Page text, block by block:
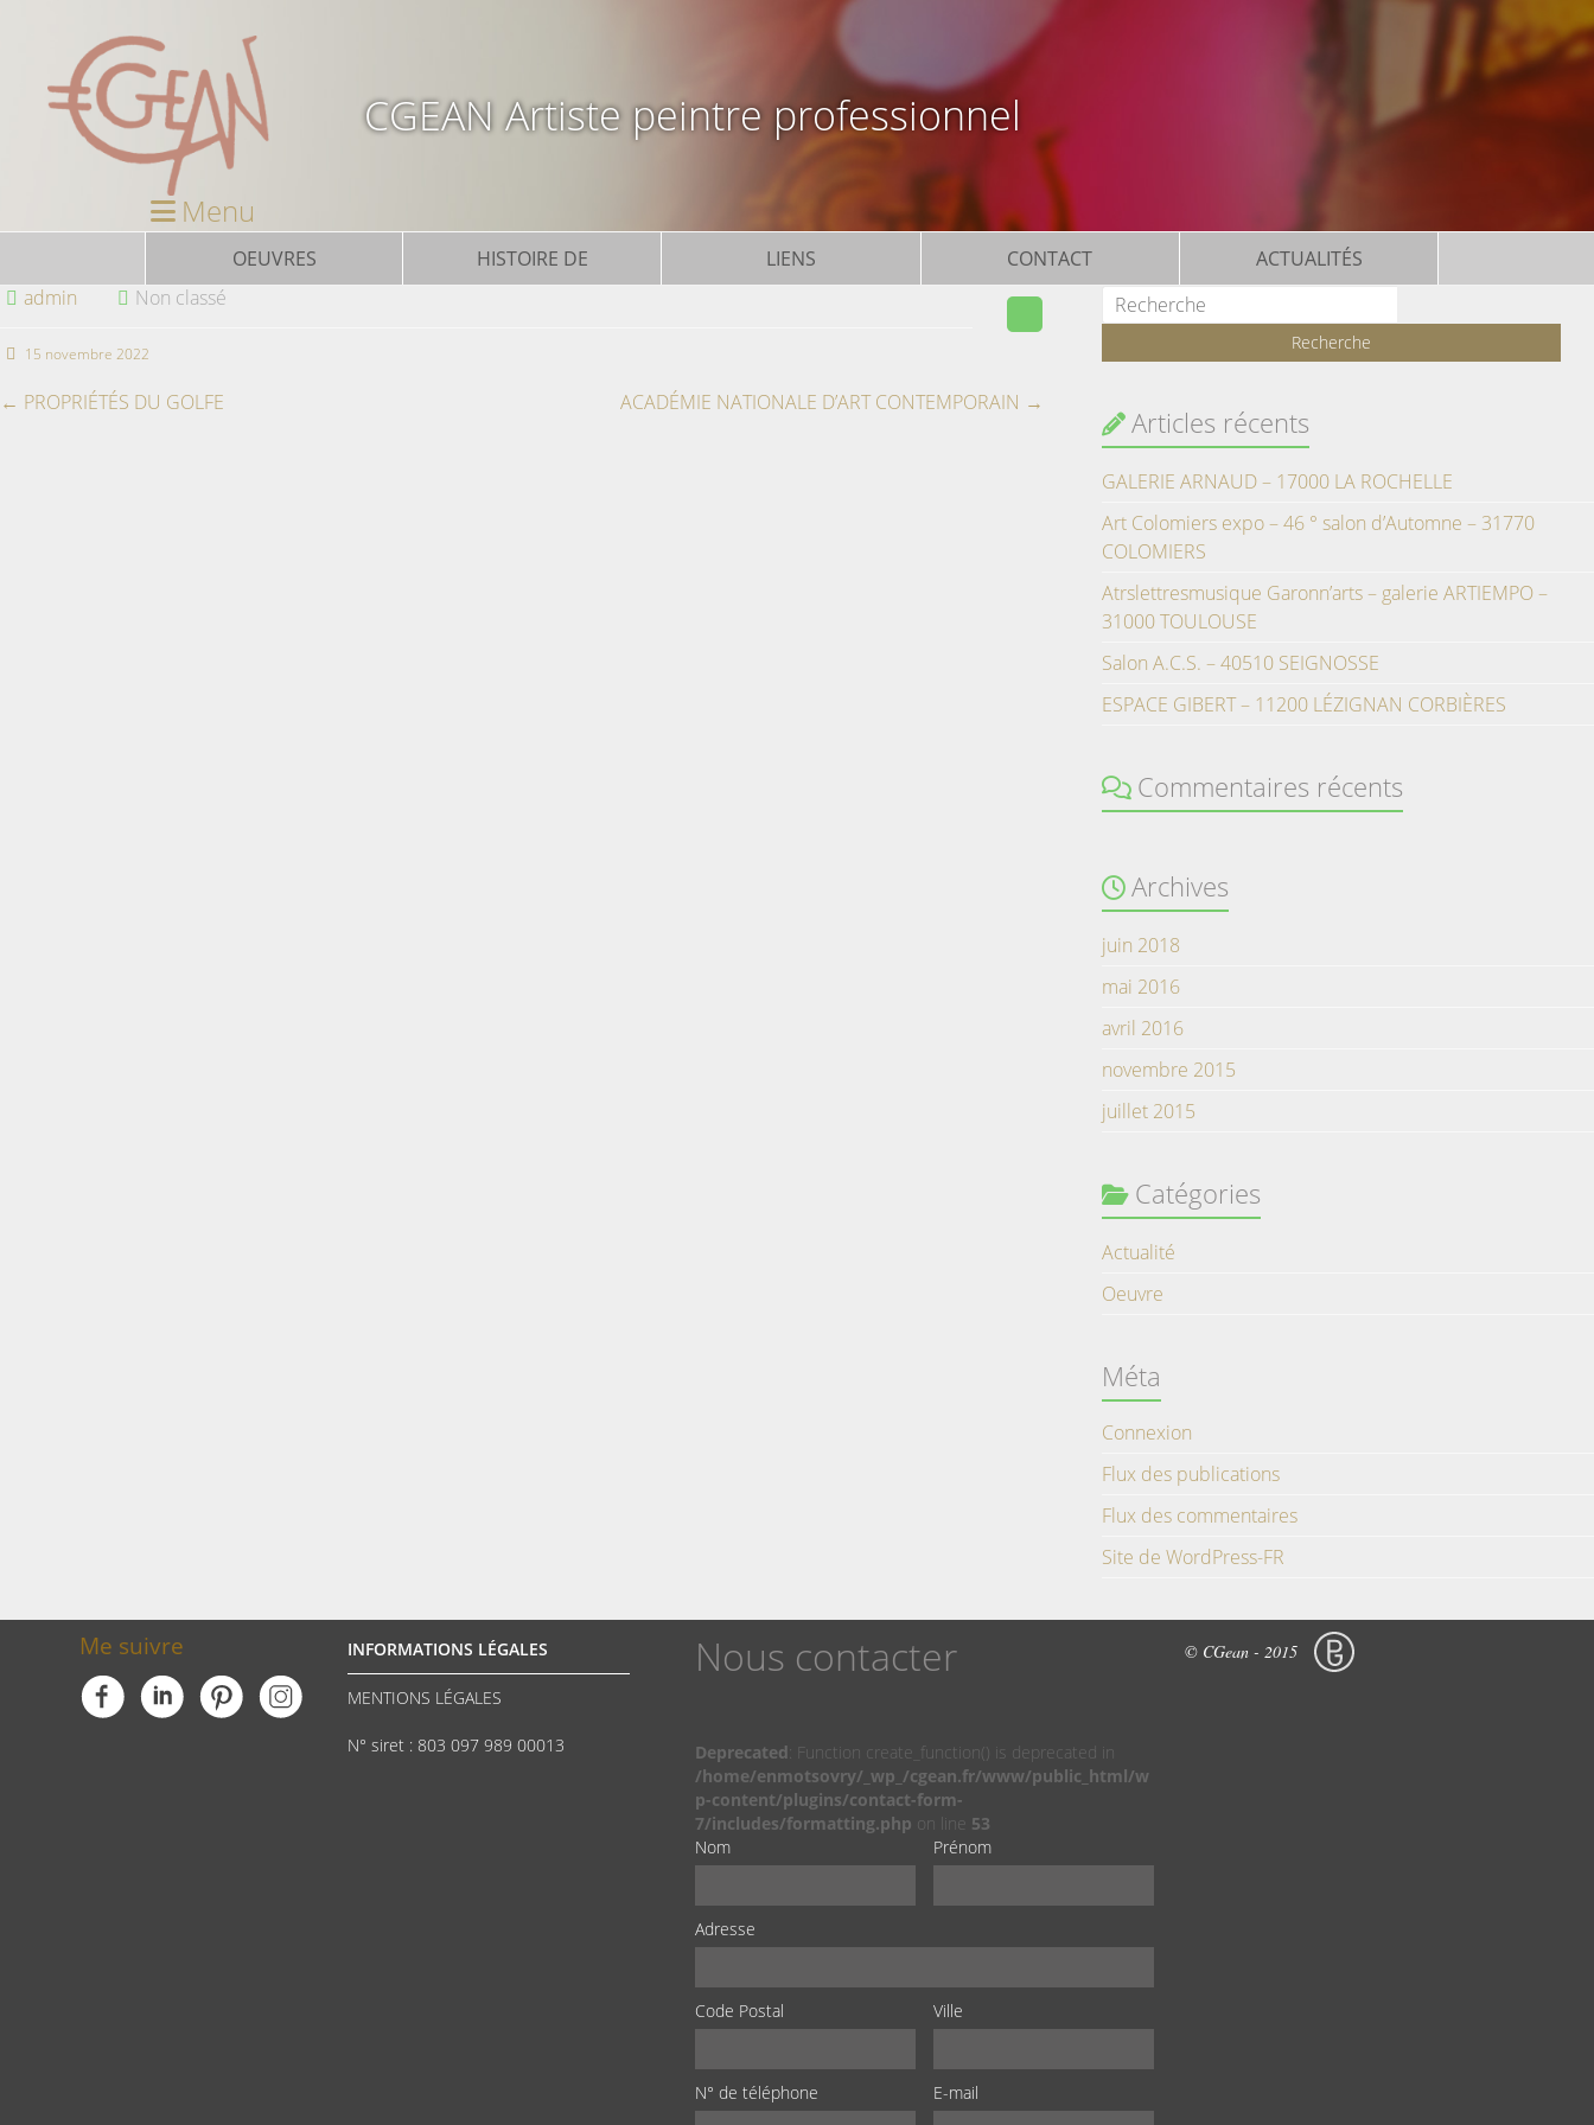
CGEAN Artiste peintre professionnel
Menu
OEUVRES HISTOIRE DE LIENS CONTACT
ACTUALITÉS
admin
Non classé
15 novembre 2022
← PROPRIÉTÉS DU GOLFE ACADÉMIE NATIONALE D’ART CONTEMPORAIN →
Articles récents
GALERIE ARNAUD – 17000 LA ROCHELLE
Art Colomiers expo – 46 ° salon d’Automne – 31770
COLOMIERS
Atrslettresmusique Garonn’arts – galerie ARTIEMPO –
31000 TOULOUSE
Salon A.C.S. – 40510 SEIGNOSSE
ESPACE GIBERT – 11200 LÉZIGNAN CORBIÈRES
Commentaires récents
Archives
juin 2018
mai 2016
avril 2016
novembre 2015
juillet 2015
Catégories
Actualité
Oeuvre
Méta
Connexion
Flux des publications
Flux des commentaires
Site de WordPress-FR
Me suivre INFORMATIONS LÉGALES
MENTIONS LÉGALES
N° siret : 803 097 989 00013
Nous contacter
Deprecated: Function create_function() is deprecated in
/home/enmotsovry/_wp_/cgean.fr/www/public_html/w
p-content/plugins/contact-form-
7/includes/formatting.php on line 53
Nom
Prénom
Adresse
Code Postal Ville
N° de téléphone E-mail
© CGean - 2015